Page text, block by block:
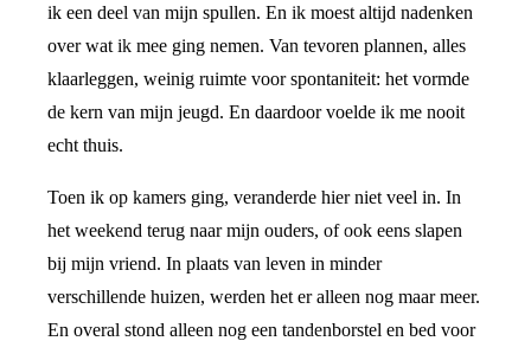
ik een deel van mijn spullen. En ik moest altijd nadenken
over wat ik mee ging nemen. Van tevoren plannen, alles
klaarleggen, weinig ruimte voor spontaniteit: het vormde
de kern van mijn jeugd. En daardoor voelde ik me nooit
echt thuis.
Toen ik op kamers ging, veranderde hier niet veel in. In
het weekend terug naar mijn ouders, of ook eens slapen
bij mijn vriend. In plaats van leven in minder
verschillende huizen, werden het er alleen nog maar meer.
En overal stond alleen nog een tandenborstel en bed voor